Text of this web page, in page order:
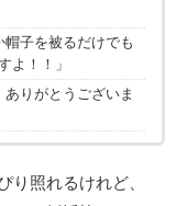
帽子を被るだけでも
よ！！」
ありがとうございま
り照れるけれど、